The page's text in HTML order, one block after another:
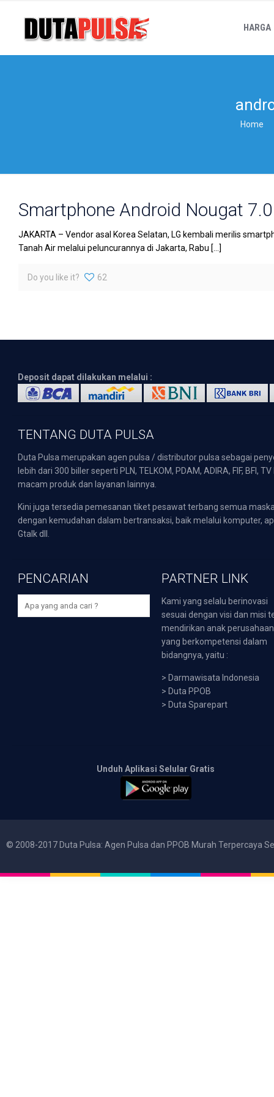
HARGA
Home
Smartphone Android Nougat
JAKARTA – Vendor asal Korea Selatan, LG kembali merilis
Tanah Air melalui peluncurannya di Jakarta, Rabu […]
Do you like it? 62
Deposit dapat dilakukan melalui :
TENTANG DUTA PULSA
Duta Pulsa merupakan agen pulsa / distributor pulsa sebagai
lebih dari 300 biller seperti PLN, TELKOM, PDAM, ADIRA, FIF,
macam produk dan layanan lainnya.
Kini juga tersedia pemesanan tiket pesawat terbang semua
dengan kemudahan dalam bertransaksi, baik melalui komputer,
Gtalk dll.
PENCARIAN PARTNER LINK
Kami yang selalu berinovasi
sesuai dengan visi dan misi
mendirikan anak perusahaan
yang berkompetensi dalam
bidangnya, yaitu :
> Darmawisata Indonesia
> Duta PPOB
> Duta Sparepart
Unduh Aplikasi Selular Gratis
© 2008-2017 Duta Pulsa: Agen Pulsa dan PPOB Murah Terpercaya